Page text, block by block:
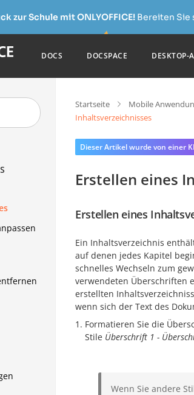
zur Schule mit ONLYOFFICE!Bereiten Sie
DOCS DOCSPACE DESKTOP-
Startseite Mobile
Inhaltsverzeichnisses
Dieser Artikel wurde von einer
Erstellen eines
Erstellen eines
Ein Inhaltsverzeichnis
auf denen jedes Kapitel
schnelles Wechseln zum
verwendeten Überschriften
erstellten
wenn sich der Text des
Formatieren Sie die
Stile Überschrift 1 -
Wenn Sie andere